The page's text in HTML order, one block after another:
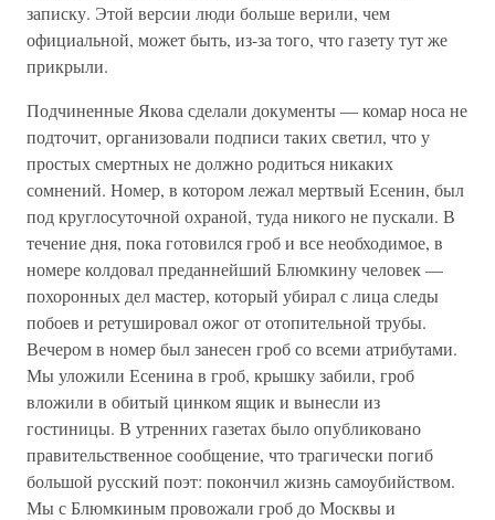
записку. Этой версии люди больше верили, чем
официальной, может быть, из-за того, что газету тут же
прикрыли.
Подчиненные Якова сделали документы — комар носа не
подточит, организовали подписи таких светил, что у
простых смертных не должно родиться никаких
сомнений. Номер, в котором лежал мертвый Есенин, был
под круглосуточной охраной, туда никого не пускали. В
течение дня, пока готовился гроб и все необходимое, в
номере колдовал преданнейший Блюмкину человек —
похоронных дел мастер, который убирал с лица следы
побоев и ретушировал ожог от отопительной трубы.
Вечером в номер был занесен гроб со всеми атрибутами.
Мы уложили Есенина в гроб, крышку забили, гроб
вложили в обитый цинком ящик и вынесли из
гостиницы. В утренних газетах было опубликовано
правительственное сообщение, что трагически погиб
большой русский поэт: покончил жизнь самоубийством.
Мы с Блюмкиным провожали гроб до Москвы и